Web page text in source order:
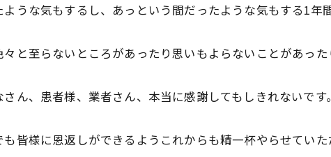
うな気もするし、あっという間だったような気もする1年
々と至らないところがあったり思いもよらないことがあっ
ん、患者様、業者さん、本当に感謝してもしきれないです。
皆様に恩返しができるようこれからも精一杯やらせてい